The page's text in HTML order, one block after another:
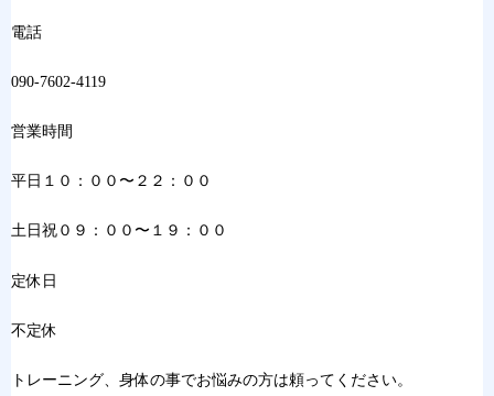
電話
090-7602-4119
営業時間
平日１０：００〜２２：００
土日祝０９：００〜１９：００
定休日
不定休
トレーニング、身体の事でお悩みの方は頼ってください。